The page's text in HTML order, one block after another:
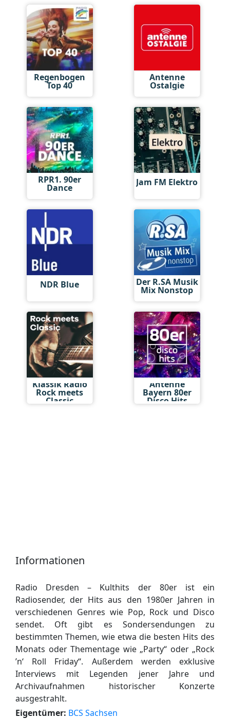
Regenbogen
Top 40
Antenne
Ostalgie
RPR1. 90er
Dance Jam FM Elektro
NDR Blue Der R.SA Musik
Mix Nonstop
Klassik Radio
Rock meets
Classic
Antenne
Bayern 80er
Disco Hits
Informationen
Radio Dresden – Kulthits der 80er ist ein
Radiosender, der Hits aus den 1980er Jahren in
verschiedenen Genres wie Pop, Rock und Disco
sendet. Oft gibt es Sondersendungen zu
bestimmten Themen, wie etwa die besten Hits des
Monats oder Thementage wie „Party“ oder „Rock
’n‘ Roll Friday“. Außerdem werden exklusive
Interviews mit Legenden jener Jahre und
Archivaufnahmen historischer Konzerte
ausgestrahlt.
Eigentümer: BCS Sachsen